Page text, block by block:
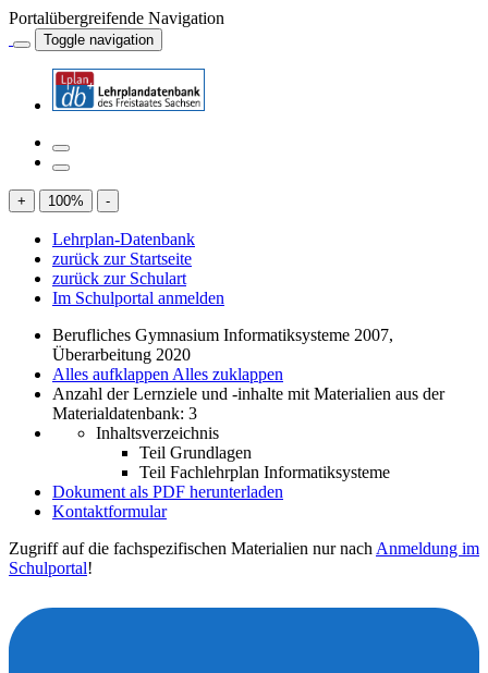
Portalübergreifende Navigation
Toggle navigation
+ 100% -
Lehrplan-Datenbank
zurück zur Startseite
zurück zur Schulart
Im Schulportal anmelden
Berufliches Gymnasium Informatiksysteme 2007,
Überarbeitung 2020
Alles aufklappen Alles zuklappen
Anzahl der Lernziele und -inhalte mit Materialien aus der
Materialdatenbank: 3
Inhaltsverzeichnis
Teil Grundlagen
Teil Fachlehrplan Informatiksysteme
Dokument als PDF herunterladen
Kontaktformular
Zugriff auf die fachspezifischen Materialien nur nach Anmeldung im
Schulportal!